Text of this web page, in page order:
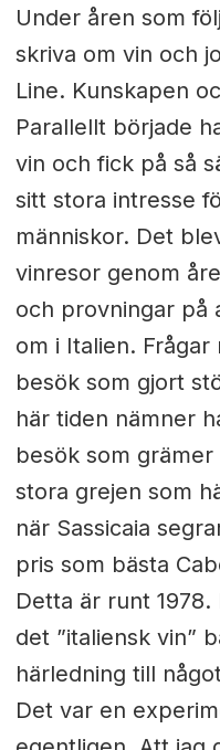
Under åren som
skriva om vin och
Line. Kunskapen
Parallellt började
vin och fick på så
sitt stora intresse
människor. Det
vinresor genom
och provningar på
om i Italien.
besök som gjort
här tiden nämner
besök som
stora grejen som
när Sassicaia
pris som bästa
Detta är runt
det ”italiensk vin”
härledning till
Det var en